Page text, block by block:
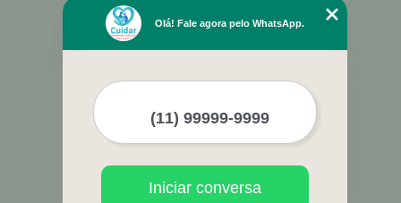
Home
Empresa
Contato
Olá! Fale agora pelo WhatsApp.
Iniciar conversa